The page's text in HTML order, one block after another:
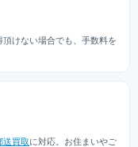
けない場合でも、手数料を
送買取に対応。お住まいやご